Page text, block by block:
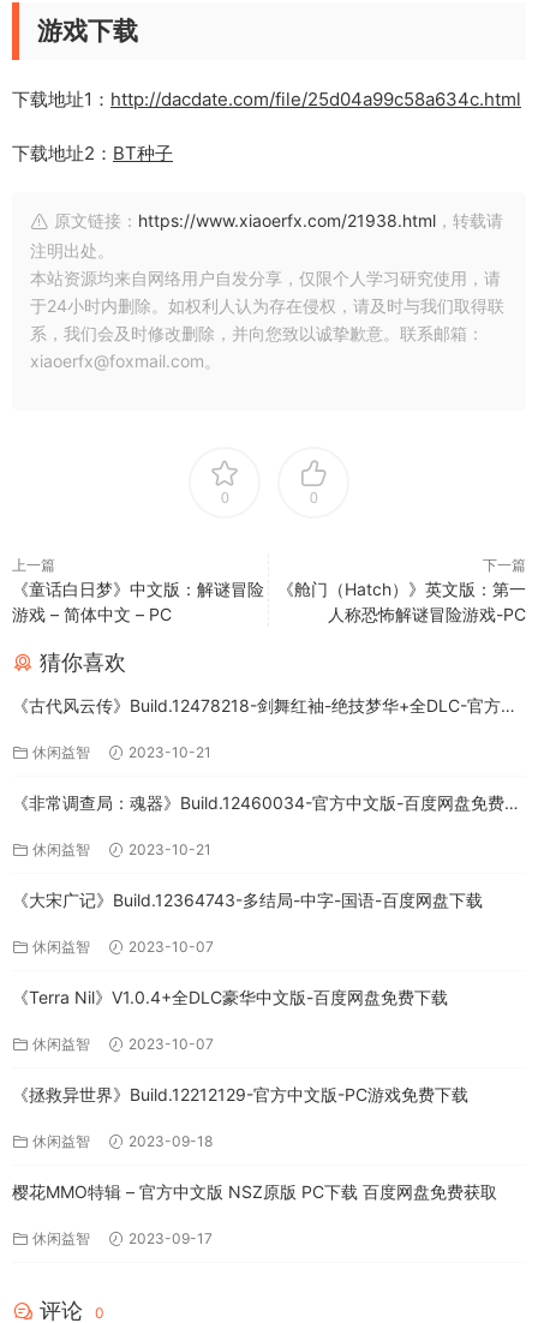
游戏下载
下载地址1： http://dacdate.com/file/25d04a99c58a634c.html
下载地址2： BT种子
原文链接： https://www.xiaoerfx.com/21938.html ，转载请
注明出处。
本站资源均来自网络用户自发分享，仅限个人学习研究使用，请
于24小时内删除。如权利人认为存在侵权，请及时与我们取得联
系，我们会及时修改删除，并向您致以诚挚歉意。联系邮箱：
xiaoerfx@foxmail.com。
0 0
上一篇
《童话白日梦》中文版：解谜冒险
游戏 – 简体中文 – PC
下一篇
《舱门（Hatch）》英文版：第一
人称恐怖解谜冒险游戏-PC
猜你喜欢
《古代风云传》Build.12478218-剑舞红袖-绝技梦华+全DLC-官方中
休闲益智 2023-10-21
《非常调查局：魂器》Build.12460034-官方中文版-百度网盘免费下
休闲益智 2023-10-21
《大宋广记》Build.12364743-多结局-中字-国语-百度网盘下载
休闲益智 2023-10-07
《Terra Nil》V1.0.4+全DLC豪华中文版-百度网盘免费下载
休闲益智 2023-10-07
《拯救异世界》Build.12212129-官方中文版-PC游戏免费下载
休闲益智 2023-09-18
樱花MMO特辑 – 官方中文版 NSZ原版 PC下载 百度网盘免费获取
休闲益智 2023-09-17
评论 0